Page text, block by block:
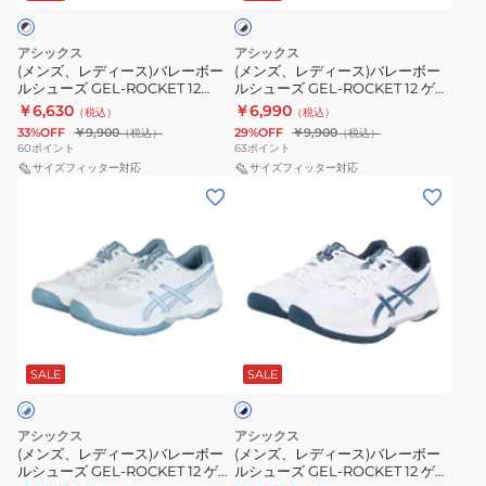
バ
レ
ー
ボ
ー
ル
シ
ROCKET
1073A081.001
アシックス
(メンズ、レディース)バレーボー
ルシューズ GEL-ROCKET 12
WIDE 1073A081.001
￥6,630 （税込）
33%OFF ￥9,900（税込）
60ポイント
サイズフィッター対応
バ
レ
ー
ボ
ー
ル
シ
ROCKET
ル
ロ
ケ
ッ
ブ
ラ
ッ
ク
アシックス
(メンズ、レディース)バレーボー
ルシューズ GEL-ROCKET 12 ゲル
ロケット 1073A080.101
￥6,990 （税込）
29%OFF ￥9,900（税込）
63ポイント
サイズフィッター対応
デ
ス)
バ
レ
ー
ボ
SALE
アシックス
(メンズ、レディース)バレーボー
ルシューズ GEL-ROCKET 12 ゲル
デ
ス)
バ
レ
ー
ボ
SALE
ホ
ネ
イ
ビ
アシックス
(メンズ、レディース)バレーボー
ルシューズ GEL-ROCKET 12 ゲル